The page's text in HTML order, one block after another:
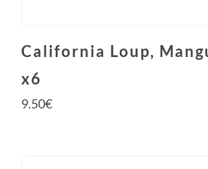
California Loup,
x6
9.50€